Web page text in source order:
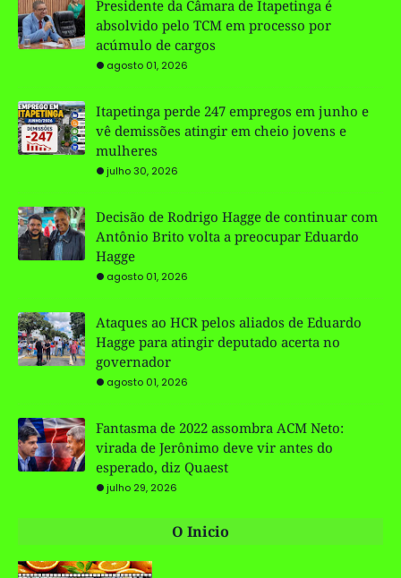
Presidente da Câmara de Itapetinga é
absolvido pelo TCM em processo por
acúmulo de cargos
agosto 01, 2026
Itapetinga perde 247 empregos em junho e
vê demissões atingir em cheio jovens e
mulheres
julho 30, 2026
Decisão de Rodrigo Hagge de continuar com
Antônio Brito volta a preocupar Eduardo
Hagge
agosto 01, 2026
Ataques ao HCR pelos aliados de Eduardo
Hagge para atingir deputado acerta no
governador
agosto 01, 2026
Fantasma de 2022 assombra ACM Neto:
virada de Jerônimo deve vir antes do
esperado, diz Quaest
julho 29, 2026
O Inicio